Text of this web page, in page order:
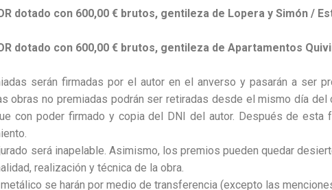
dotado con 600,00 € brutos, gentileza de Lopera y Simón /
dotado con 600,00 € brutos, gentileza de Apartamentos
serán firmadas por el autor en el anverso y pasarán a ser
obras no premiadas podrán ser retiradas desde el mismo día
con poder firmado y copia del DNI del autor. Después de
será inapelable. Asimismo, los premios pueden quedar
realización y técnica de la obra.
se harán por medio de transferencia (excepto las